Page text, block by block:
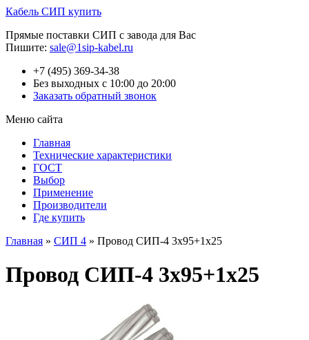
Кабель СИП купить
Прямые поставки СИП с завода для Вас
Пишите: sale@1sip-kabel.ru
+7 (495) 369-34-38
Без выходных с 10:00 до 20:00
Заказать обратный звонок
Меню сайта
Главная
Технические характеристики
ГОСТ
Выбор
Применение
Производители
Где купить
Главная » СИП 4 » Провод СИП-4 3х95+1х25
Провод СИП-4 3х95+1х25